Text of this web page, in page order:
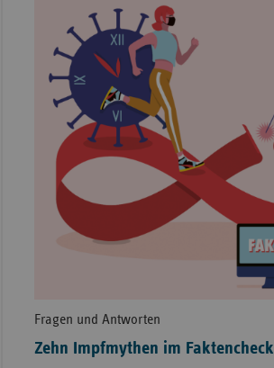
Fragen und Antworten
Zehn Impfmythen im Faktencheck